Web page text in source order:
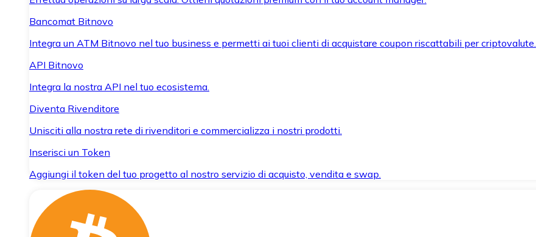
Bancomat Bitnovo
Integra un ATM Bitnovo nel tuo business e permetti ai tuoi clienti di acquistare coupon riscattabili per criptovalute.
API Bitnovo
Integra la nostra API nel tuo ecosistema.
Diventa Rivenditore
Unisciti alla nostra rete di rivenditori e commercializza i nostri prodotti.
Inserisci un Token
Aggiungi il token del tuo progetto al nostro servizio di acquisto, vendita e swap.